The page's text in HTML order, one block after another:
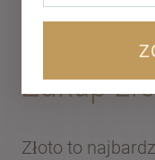
Zakup
Złoto to